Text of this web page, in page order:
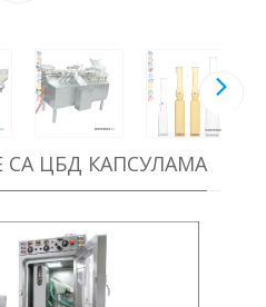
ЦБД КАПСУЛАМА